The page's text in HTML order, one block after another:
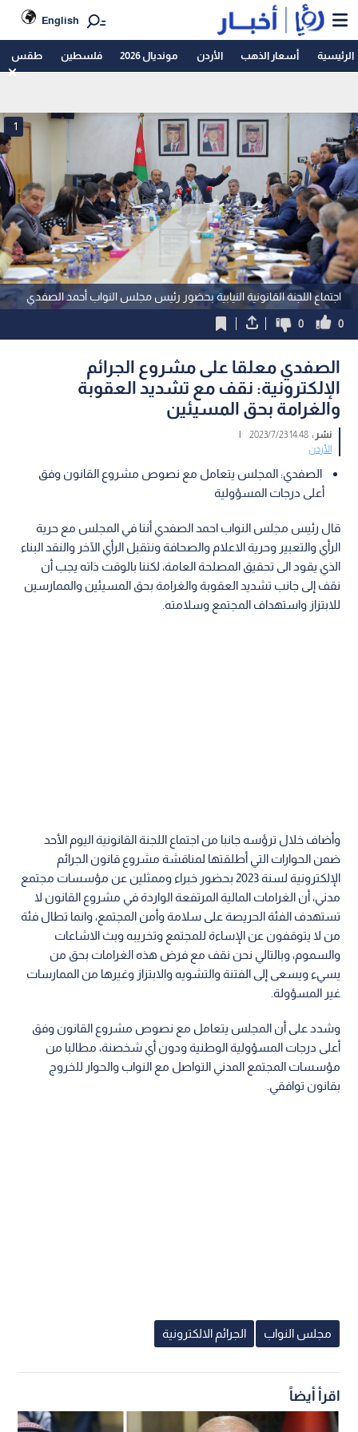
English
الرئيسية أسعار الذهب الأردن مونديال 2026 فلسطين طقس
اجتماع اللجنة القانونية النيابية بحضور رئيس مجلس النواب أحمد الصفدي
1
0
0
الصفدي معلقا على مشروع الجرائم
الإلكترونية: نقف مع تشديد العقوبة
والغرامة بحق المسيئين
نشر :14:48 2023/7/23
|
الأردن
الصفدي: المجلس يتعامل مع نصوص مشروع القانون وفق
أعلى درجات المسؤولية
قال رئيس مجلس النواب احمد الصفدي أننا في المجلس مع حرية
الرأي والتعبير وحرية الاعلام والصحافة ونتقبل الرأي الآخر والنقد البناء
الذي يقود الى تحقيق المصلحة العامة، لكننا بالوقت ذاته يجب أن
نقف إلى جانب تشديد العقوبة والغرامة بحق المسيئين والممارسين
للابتزاز واستهداف المجتمع وسلامته.
وأضاف خلال ترؤسه جانبا من اجتماع اللجنة القانونية اليوم الأحد
ضمن الحوارات التي أطلقتها لمناقشة مشروع قانون الجرائم
الإلكترونية لسنة 2023 بحضور خبراء وممثلين عن مؤسسات مجتمع
مدني، أن الغرامات المالية المرتفعة الواردة في مشروع القانون لا
تستهدف الفئة الحريصة على سلامة وأمن المجتمع، وانما تطال فئة
من لا يتوقفون عن الإساءة للمجتمع وتخريبه وبث الاشاعات
والسموم، وبالتالي نحن نقف مع فرض هذه الغرامات بحق من
يسيء ويسعى إلى الفتنة والتشويه والابتزاز وغيرها من الممارسات
غير المسؤولة.
وشدد على أن المجلس يتعامل مع نصوص مشروع القانون وفق
أعلى درجات المسؤولية الوطنية ودون أي شخصنة، مطالبا من
مؤسسات المجتمع المدني التواصل مع النواب والحوار للخروج
بقانون توافقي.
مجلس النواب الجرائم الالكترونية
اقرأ أيضاً